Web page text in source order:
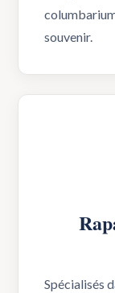
souvenir.
Spécialisés